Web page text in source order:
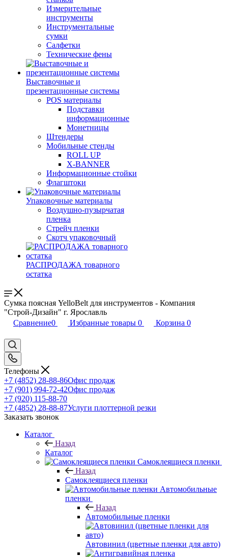
Измерительные
инструменты
Инструментальные
сумки
Салфетки
Технические фены
Выставочные и
презентационные системы
POS материалы
Подставки
информационные
Монетницы
Штендеры
Мобильные стенды
ROLL UP
X-BANNER
Информационные стойки
Флагштоки
Упаковочные материалы
Воздушно-пузырчатая
пленка
Стрейч пленки
Скотч упаковочный
РАСПРОДАЖА товарного
остатка
Сумка поясная YelloBelt для инструментов - Компания
"Строй-Дизайн" г. Ярославль
Сравнение0 Избранные товары 0 Корзина 0
Телефоны
+7 (4852) 28-88-86Офис продаж
+7 (901) 994-72-42Офис продаж
+7 (920) 115-88-70
+7 (4852) 28-88-87Услуги плоттерной резки
Заказать звонок
Каталог
Назад
Каталог
Самоклеящиеся пленки
Назад
Самоклеящиеся пленки
Автомобильные
пленки
Назад
Автомобильные пленки
Автовинил (цветные пленки для авто)